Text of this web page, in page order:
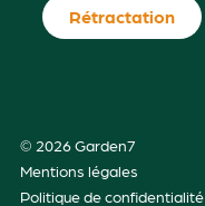
Rétractation
© 2026 Garden7
Mentions légales
Politique de confidentialité